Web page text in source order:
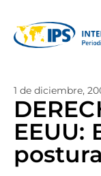
1 de diciembre,
EEUU: